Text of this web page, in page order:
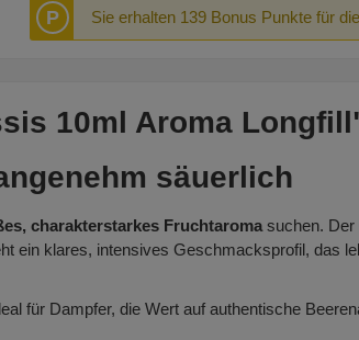
P Sie erhalten 139 Bonus Punkte für
10ml Aroma
säuerlich
charakterstarkes Fruchtaroma suchen.
ein klares, intensives Geschmacksprofil, das
für Dampfer, die Wert auf authentische